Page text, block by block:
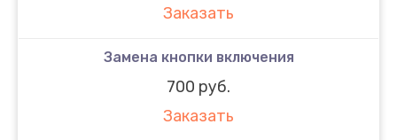
Заказать
Замена кнопки включения
700 руб.
Заказать